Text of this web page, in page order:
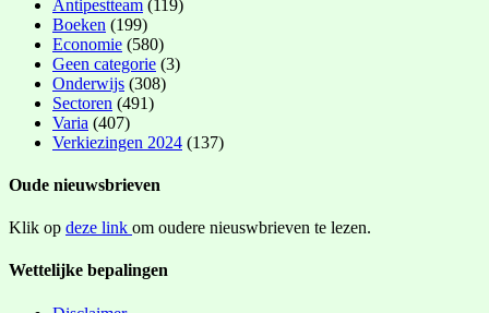
Antipestteam (119)
Boeken (199)
Economie (580)
Geen categorie (3)
Onderwijs (308)
Sectoren (491)
Varia (407)
Verkiezingen 2024 (137)
Oude nieuwsbrieven
Klik op deze link om oudere nieuswbrieven te lezen.
Wettelijke bepalingen